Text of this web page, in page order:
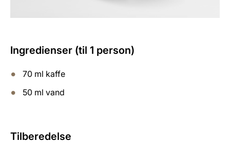
Ingredienser (til 1 person)
70 ml kaffe
50 ml vand
Tilberedelse